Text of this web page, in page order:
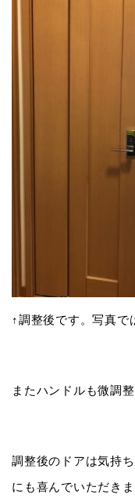
↑調整後です。写真で
またハンドルも微調
調整後のドアは気持
にも喜んでいただきま